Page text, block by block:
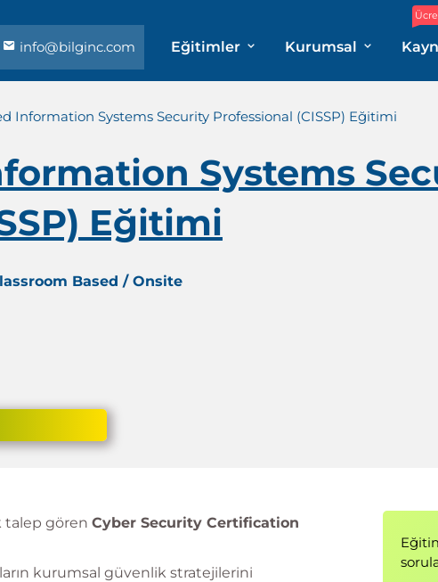
info@bilginc.com Eğitimler Kurumsal
Information Systems Security Professional (CISSP) Eğitimi
Systems
Eğitimi
Based / Onsite
talep gören Cyber Security Certification
kurumsal güvenlik stratejilerini